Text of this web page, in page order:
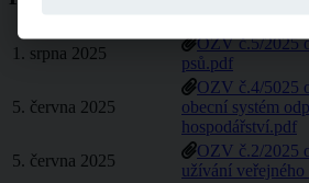
1. srpna 2025
OZV č.5/2025
psů.pdf
5. června 2025
OZV č.4/5025
obecní systém
hospodářství.pdf
5. června 2025
OZV č.2/2025
užívání